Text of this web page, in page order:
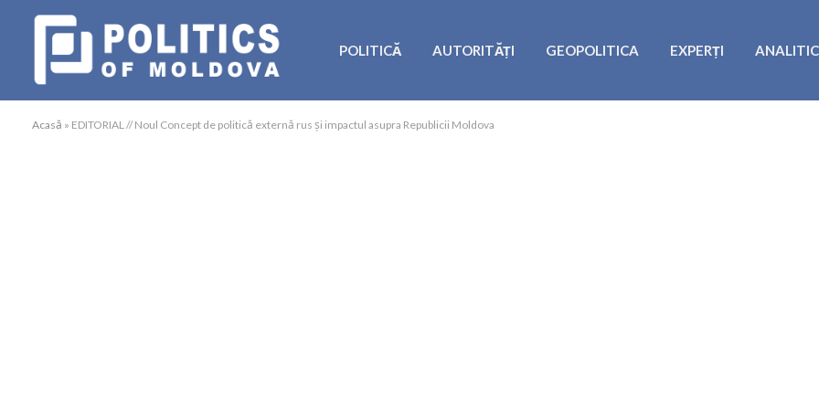
POLITICĂ AUTORITĂȚI GEOPOLITICA EXPERȚI
Acasă » EDITORIAL // Noul Concept de politică externă rus și impactul asupra Republicii Moldova